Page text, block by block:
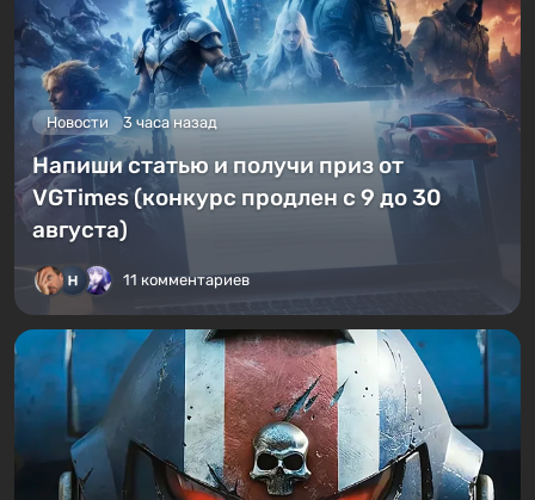
Новости 3 часа назад
Напиши статью и получи приз от
VGTimes (конкурс продлен с 9 до 30
августа)
11 комментариев